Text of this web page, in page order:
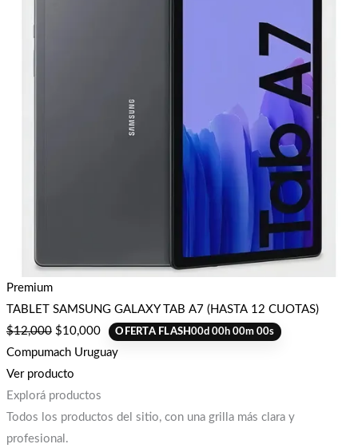
Premium
TABLET SAMSUNG GALAXY TAB A7 (HASTA 12 CUOTAS)
$12,000 $10,000 OFERTA FLASH00d00h00m00s
Compumach Uruguay
Ver producto
Explorá productos
Todos los productos del sitio, con una grilla más clara y
profesional.